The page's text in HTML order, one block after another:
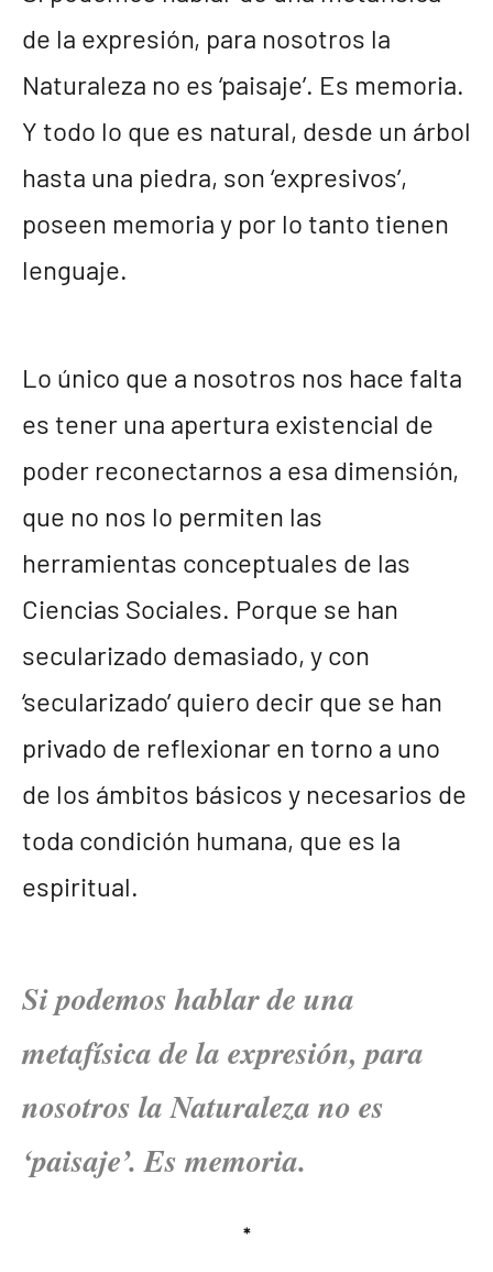
de la expresión, para nosotros la
Naturaleza no es ‘paisaje’. Es memoria.
Y todo lo que es natural, desde un árbol
hasta una piedra, son ‘expresivos’,
poseen memoria y por lo tanto tienen
lenguaje.
Lo único que a nosotros nos hace falta
es tener una apertura existencial de
poder reconectarnos a esa dimensión,
que no nos lo permiten las
herramientas conceptuales de las
Ciencias Sociales. Porque se han
secularizado demasiado, y con
‘secularizado’ quiero decir que se han
privado de reflexionar en torno a uno
de los ámbitos básicos y necesarios de
toda condición humana, que es la
espiritual.
Si podemos hablar de una
metafísica de la expresión, para
nosotros la Naturaleza no es
‘paisaje’. Es memoria.
*